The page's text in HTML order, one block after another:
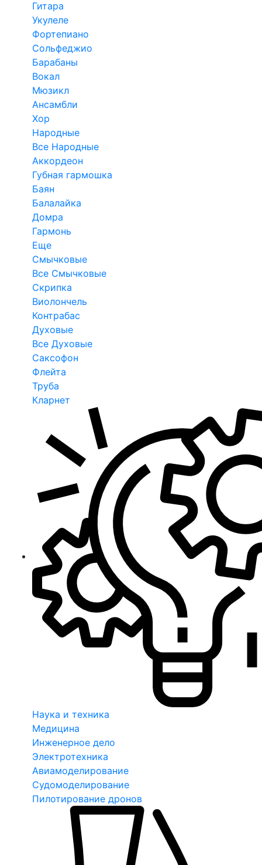
Гитара
Укулеле
Фортепиано
Сольфеджио
Барабаны
Вокал
Мюзикл
Ансамбли
Хор
Народные
Все Народные
Аккордеон
Губная гармошка
Баян
Балалайка
Домра
Гармонь
Еще
Смычковые
Все Смычковые
Скрипка
Виолончель
Контрабас
Духовые
Все Духовые
Саксофон
Флейта
Труба
Кларнет
Наука и техника
Медицина
Инженерное дело
Электротехника
Авиамоделирование
Судомоделирование
Пилотирование дронов